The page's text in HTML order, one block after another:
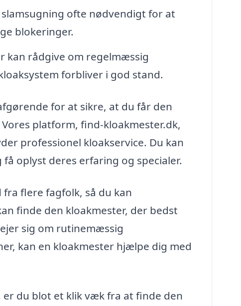
ofte nødvendigt for at
blokeringer.
kan rådgive om regelmæssig
forbliver i god stand.
for at sikre, at du får den
platform, find-kloakmester.dk,
professionel kloakservice. Du kan
oplyst deres erfaring og specialer.
flere fagfolk, så du kan
finde den kloakmester, der bedst
sig om rutinemæssig
kan en kloakmester hjælpe dig med
er du blot et klik væk fra at finde den